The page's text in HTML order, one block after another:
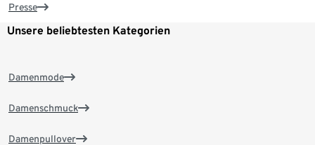
Presse
Unsere beliebtesten Kategorien
Damenmode
Damenschmuck
Damenpullover